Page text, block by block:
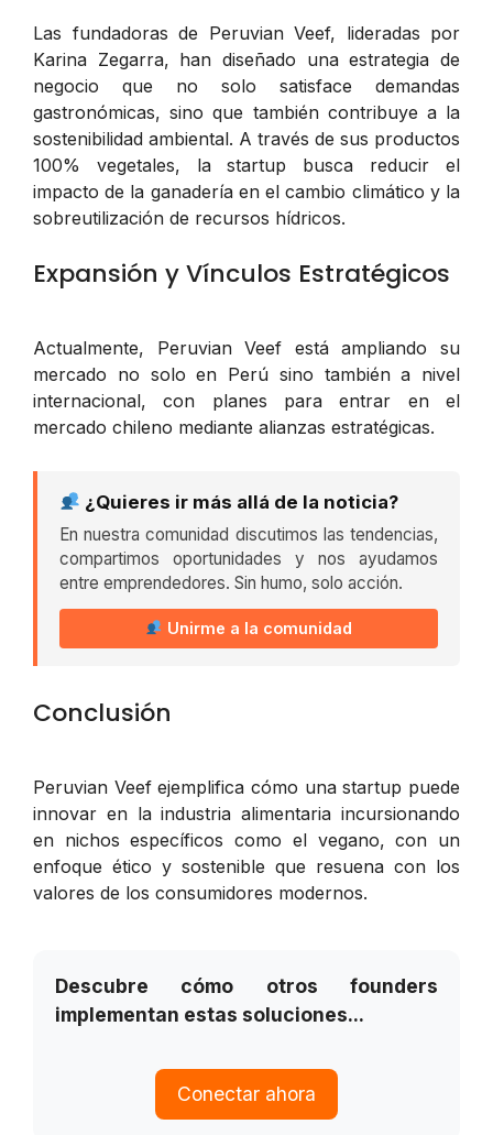
Las fundadoras de Peruvian Veef, lideradas por
Karina Zegarra, han diseñado una estrategia de
negocio que no solo satisface demandas
gastronómicas, sino que también contribuye a la
sostenibilidad ambiental. A través de sus productos
100% vegetales, la startup busca reducir el
impacto de la ganadería en el cambio climático y la
sobreutilización de recursos hídricos.
Expansión y Vínculos Estratégicos
Actualmente, Peruvian Veef está ampliando su
mercado no solo en Perú sino también a nivel
internacional, con planes para entrar en el
mercado chileno mediante alianzas estratégicas.
¿Quieres ir más allá de la noticia?
En nuestra comunidad discutimos las tendencias,
compartimos oportunidades y nos ayudamos
entre emprendedores. Sin humo, solo acción.
Unirme a la comunidad
Conclusión
Peruvian Veef ejemplifica cómo una startup puede
innovar en la industria alimentaria incursionando
en nichos específicos como el vegano, con un
enfoque ético y sostenible que resuena con los
valores de los consumidores modernos.
Descubre cómo otros founders
implementan estas soluciones...
Conectar ahora